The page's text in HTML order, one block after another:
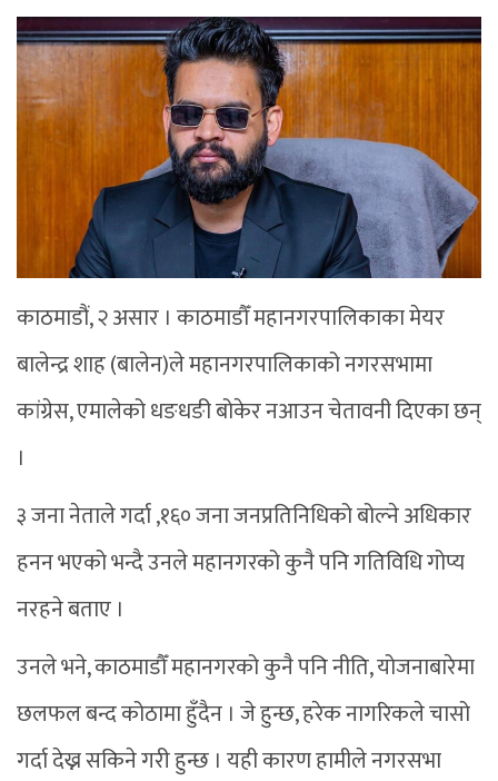
काठमाडौं, २ असार । काठमाडौँ महानगरपालिकाका मेयर
बालेन्द्र शाह (बालेन)ले महानगरपालिकाको नगरसभामा
कांग्रेस, एमालेको धङधङी बोकेर नआउन चेतावनी दिएका छन्
।
३ जना नेताले गर्दा ,१६० जना जनप्रतिनिधिको बोल्ने अधिकार
हनन भएको भन्दै उनले महानगरको कुनै पनि गतिविधि गोप्य
नरहने बताए ।
उनले भने, काठमाडौँ महानगरको कुनै पनि नीति, योजनाबारेमा
छलफल बन्द कोठामा हुँदैन । जे हुन्छ, हरेक नागरिकले चासो
गर्दा देख्न सकिने गरी हुन्छ । यही कारण हामीले नगरसभा